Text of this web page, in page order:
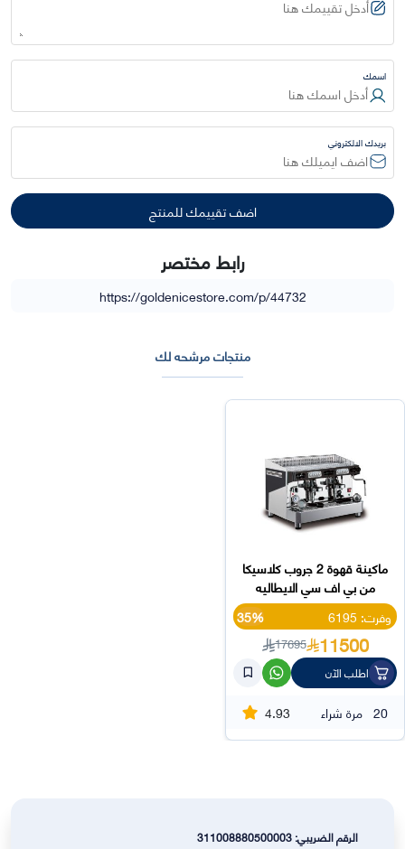
اسمك
بريدك الالكتروني
رابط مختصر
https://goldenicestore.com/p/44732
منتجات مرشحه لك
ماكينة قهوة 2 جروب كلاسيكا
من بي اف سي الايطاليه
وفرت: 6195
35%
11500
17695
اطلب الآن
20 مرة شراء 4.93
الرقم الضريبي: 311008880500003